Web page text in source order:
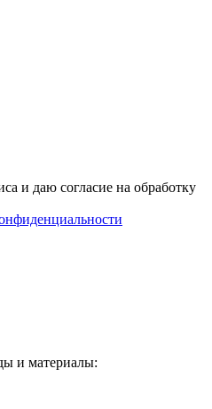
и даю согласие на обработку
и материалы: